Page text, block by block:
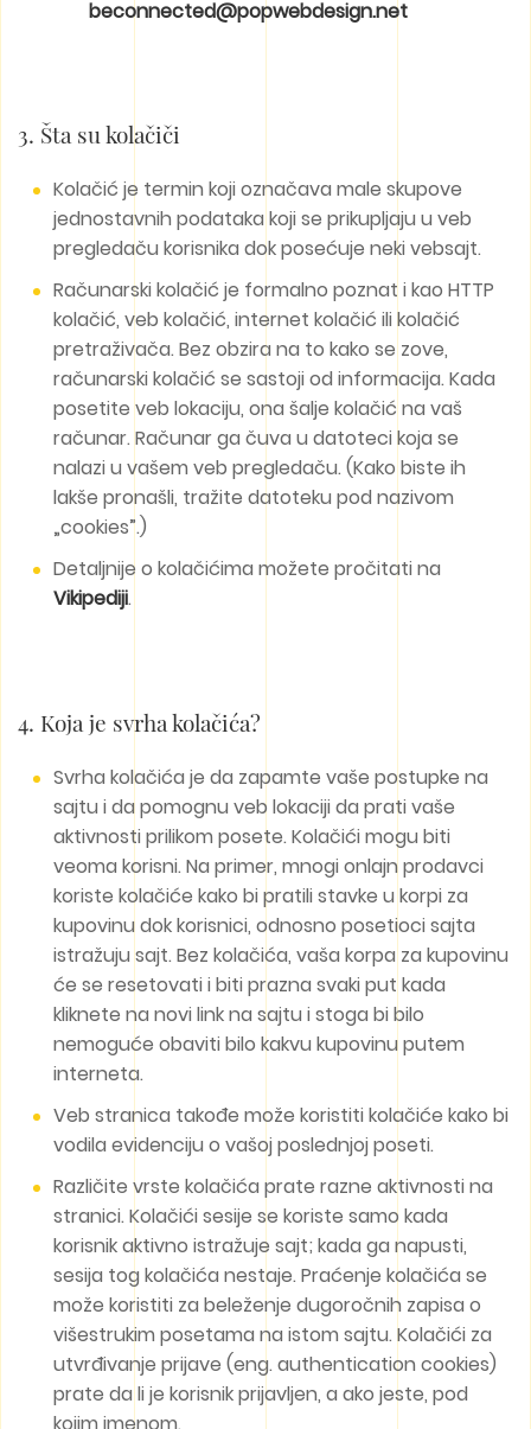
beconnected@popwebdesign.net
3. Šta su kolačiči
Kolačić je termin koji označava male skupove
jednostavnih podataka koji se prikupljaju u veb
pregledaču korisnika dok posećuje neki vebsajt.
Računarski kolačić je formalno poznat i kao HTTP
kolačić, veb kolačić, internet kolačić ili kolačić
pretraživača. Bez obzira na to kako se zove,
računarski kolačić se sastoji od informacija. Kada
posetite veb lokaciju, ona šalje kolačić na vaš
računar. Računar ga čuva u datoteci koja se
nalazi u vašem veb pregledaču. (Kako biste ih
lakše pronašli, tražite datoteku pod nazivom
„cookies”.)
Detaljnije o kolačićima možete pročitati na
Vikipediji.
4. Koja je svrha kolačića?
Svrha kolačića je da zapamte vaše postupke na
sajtu i da pomognu veb lokaciji da prati vaše
aktivnosti prilikom posete. Kolačići mogu biti
veoma korisni. Na primer, mnogi onlajn prodavci
koriste kolačiće kako bi pratili stavke u korpi za
kupovinu dok korisnici, odnosno posetioci sajta
istražuju sajt. Bez kolačića, vaša korpa za kupovinu
će se resetovati i biti prazna svaki put kada
kliknete na novi link na sajtu i stoga bi bilo
nemoguće obaviti bilo kakvu kupovinu putem
interneta.
Veb stranica takođe može koristiti kolačiće kako bi
vodila evidenciju o vašoj poslednjoj poseti.
Različite vrste kolačića prate razne aktivnosti na
stranici. Kolačići sesije se koriste samo kada
korisnik aktivno istražuje sajt; kada ga napusti,
sesija tog kolačića nestaje. Praćenje kolačića se
može koristiti za beleženje dugoročnih zapisa o
višestrukim posetama na istom sajtu. Kolačići za
utvrđivanje prijave (eng. authentication cookies)
prate da li je korisnik prijavljen, a ako jeste, pod
kojim imenom.